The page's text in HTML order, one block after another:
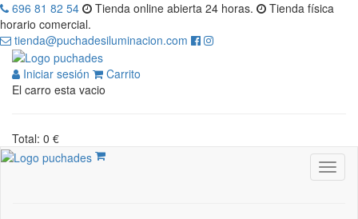
696 81 82 54 Tienda online abierta 24 horas.
Tienda física
horario comercial.
tienda@puchadesiluminacion.com
Iniciar sesión
Carrito
El carro esta vacio
Total: 0 €